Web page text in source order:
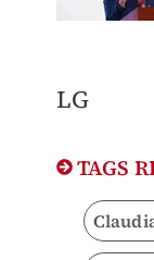
LG
TAGS